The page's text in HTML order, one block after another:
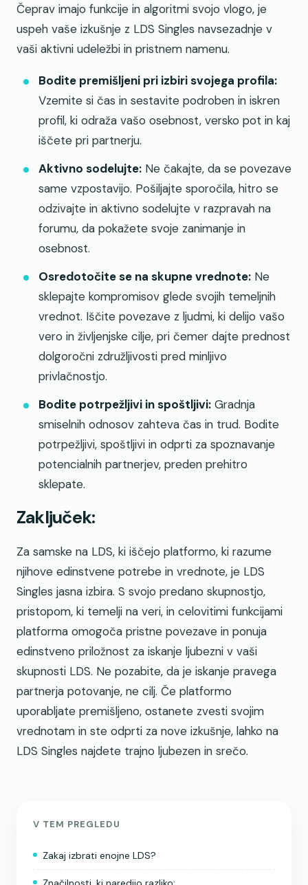
Čeprav imajo funkcije in algoritmi svojo vlogo, je
uspeh vaše izkušnje z LDS Singles navsezadnje v
vaši aktivni udeležbi in pristnem namenu.
Bodite premišljeni pri izbiri svojega profila:
Vzemite si čas in sestavite podroben in iskren
profil, ki odraža vašo osebnost, versko pot in kaj
iščete pri partnerju.
Aktivno sodelujte: Ne čakajte, da se povezave
same vzpostavijo. Pošiljajte sporočila, hitro se
odzivajte in aktivno sodelujte v razpravah na
forumu, da pokažete svoje zanimanje in
osebnost.
Osredotočite se na skupne vrednote: Ne
sklepajte kompromisov glede svojih temeljnih
vrednot. Iščite povezave z ljudmi, ki delijo vašo
vero in življenjske cilje, pri čemer dajte prednost
dolgoročni združljivosti pred minljivo
privlačnostjo.
Bodite potrpežljivi in spoštljivi: Gradnja
smiselnih odnosov zahteva čas in trud. Bodite
potrpežljivi, spoštljivi in odprti za spoznavanje
potencialnih partnerjev, preden prehitro
sklepate.
Zaključek:
Za samske na LDS, ki iščejo platformo, ki razume
njihove edinstvene potrebe in vrednote, je LDS
Singles jasna izbira. S svojo predano skupnostjo,
pristopom, ki temelji na veri, in celovitimi funkcijami
platforma omogoča pristne povezave in ponuja
edinstveno priložnost za iskanje ljubezni v vaši
skupnosti LDS. Ne pozabite, da je iskanje pravega
partnerja potovanje, ne cilj. Če platformo
uporabljate premišljeno, ostanete zvesti svojim
vrednotam in ste odprti za nove izkušnje, lahko na
LDS Singles najdete trajno ljubezen in srečo.
V TEM PREGLEDU
Zakaj izbrati enojne LDS?